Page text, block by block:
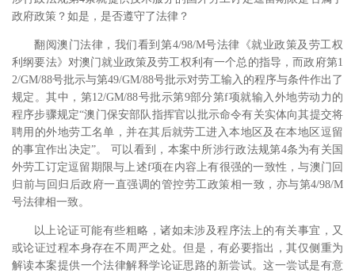
政府政策？如是，是否遵守了法律？
翻阅澳门法律，我们看到第4/98/M号法律《就业政策及劳工权
利纲要法》对澳门就业政策及劳工权利有一个总的指导，而政府第1
2/GM/88号批示与第49/GM/88号批示对劳工输入的程序与条件作出了
规定。其中，第12/GM/88号批示第9部分第f项就输入外地劳动力的
程序步骤规定“澳门保安部队指挥官以批示命令有关实体向其提交将
聘用的外地劳工名单，并在其后就劳工进入本地区及在本地区逗留
的事宜作出决定”。 可以看到，本案中所涉行政法规第4条为有关国
外劳工订定逗留期限与上述f项在内容上有很强的一致性，与澳门回
归前与回归后政府一直强调的管控劳工政策相一致，亦与第4/98/M
号法律相一致。
以上论证可能有些粗略，诸如未涉及程序法上的有关事宜，又
或论证过程本身存在不周严之处。但是，有必要指出，其仅侧重为
解读本案提供一个法律解释学论证思路的新尝试。这一尝试是有意